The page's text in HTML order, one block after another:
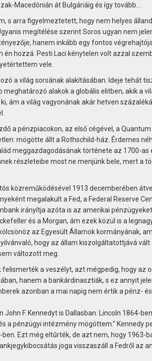
Macedónián át ­Bulgáriáig és így tovább…
s arra figyelmeztetett, hogy nem helyes
megítélése szerint Soros ugyan nem
hanem inkább egy fontos
hozzá. Pesti Laci kénytelen volt azzal
vele.
a világ sorsának alakításában. Ideje tehát
alakok a globális elitben, akik a
ám a világ vagyonának akár hetven
a pénzpiacokon, az első cégével, a Quantum
mögötte állt a Rothschild-ház. Érdemes
meggazdagodásának története az 1700-as
részleteibe most ne menjünk bele, mert a
közreműködésével 1913 decemberében
megalakult a Fed, a Federal Reserve
irányítja azóta is az amerikai
és a Morgan, ám ezek közül is a
az Egyesült Államok kormányának,
hogy az állam kiszolgáltatottjává vált
változott meg.
felismerték a veszélyt, azt mégpedig, hogy az
hanem a bankárdinasztiák, s ez annyit
azonban a mai napig nem értik a pénz- és
F. Kennedyt is Dallasban. Lincoln 1864-
a pénzügyi intézmény mögöttem.” Kennedy
Ezt még eltűrték, de azt nem, hogy 1963-
joga visszaszáll a Fedről az